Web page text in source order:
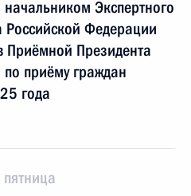
Экспертного
Российской Федерации
Президента
приёму граждан
года